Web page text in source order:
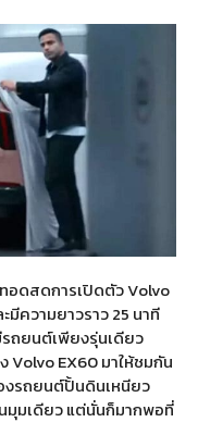
อดสดการเปิดตัว Volvo
มีความยาวราว 25 นาที
ถยนต์เพียงรุ่นเดียว
Volvo EX60 มาให้ชมกัน
งรถยนต์ปั้นดินเหนียว
มุมเดียว แต่นั่นก็มากพอที่